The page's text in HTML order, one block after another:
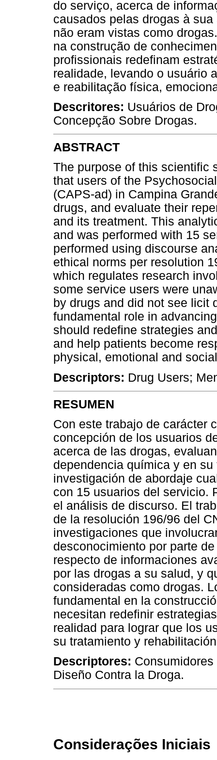
do serviço, acerca de
causados pelas drogas à
não eram vistas como
na construção de
profissionais redefinam
realidade, levando o usuário
e reabilitação física,
Descritores: Usuários de
Concepção Sobre Drogas.
ABSTRACT
The purpose of this scientific
that users of the
(CAPS-ad) in Campina
drugs, and evaluate their
and its treatment. This
and was performed with 15
performed using discourse
ethical norms per resolution
which regulates research
some service users were
by drugs and did not see licit
fundamental role in
should redefine strategies
and help patients become
physical, emotional and
Descriptors: Drug Users;
RESUMEN
Con este trabajo de carácter
concepción de los usuarios
acerca de las drogas,
dependencia química y en
investigación de abordaje
con 15 usuarios del servicio.
el análisis de discurso. El
de la resolución 196/96 del
investigaciones que
desconocimiento por parte
respecto de informaciones
por las drogas a su salud, y
consideradas como drogas.
fundamental en la
necesitan redefinir
realidad para lograr que los
su tratamiento y
Descriptores:
Diseño Contra la Droga.
Considerações Iniciais